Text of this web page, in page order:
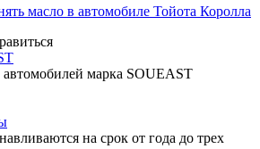
масло в автомобиле Тойота Королла
марка SOUEAST
на срок от года до трех